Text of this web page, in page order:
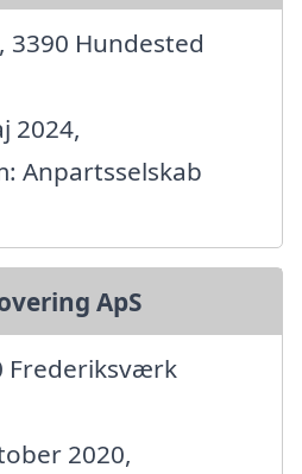
3390 Hundested
2024,
Anpartsselskab
ApS
Frederiksværk
2020,